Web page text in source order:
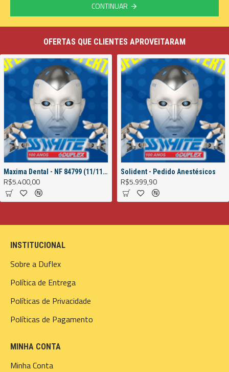
CONTINUAR
OFERTAS QUE CLIENTES APROVEITARAM
Maxima Dental - NF 84799 (11/11/2022)
R$5.400,00
Solident - Pedido Anestésicos
R$5.999,90
INSTITUCIONAL
Sobre a Duflex
Política de Entrega
Políticas de Privacidade
Políticas de Pagamento
MINHA CONTA
Minha Conta